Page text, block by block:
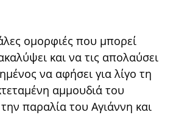
ομορφιές που μπορεί
και να τις απολαύσει
να αφήσει για λίγο τη
αμμουδιά του
παραλία του Αγιάννη και